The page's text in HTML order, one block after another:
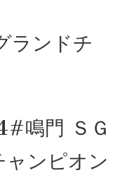
ランドチ
鳴門 ＳＧ
ャンピオン